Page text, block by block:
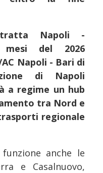
tratta Napoli -
del 2026
Napoli - Bari di
di Napoli
a regime un hub
tra Nord e
regionale
anche le
e Casalnuovo,